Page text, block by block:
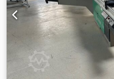
aprox. 106 mm - motor de
rotação 3000/4000/5000/
freio automático e
de 2 eixos com ajuste
riscador RAPIDO Dkedpfx
duplo lado para cortes em
imediata Local de